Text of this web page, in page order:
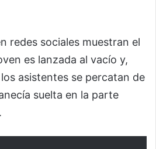
redes sociales muestran el
es lanzada al vacío y,
asistentes se percatan de
suelta en la parte